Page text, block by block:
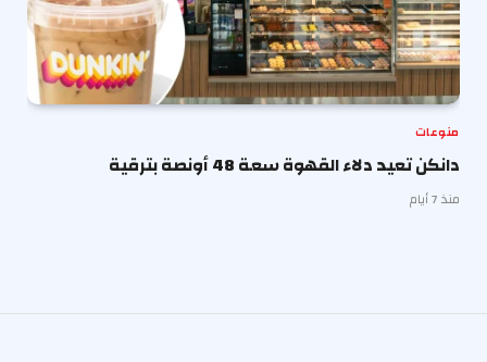
منوعات
دانكن تعيد دلاء القهوة سعة 48 أونصة بترقية
منذ 7 أيام